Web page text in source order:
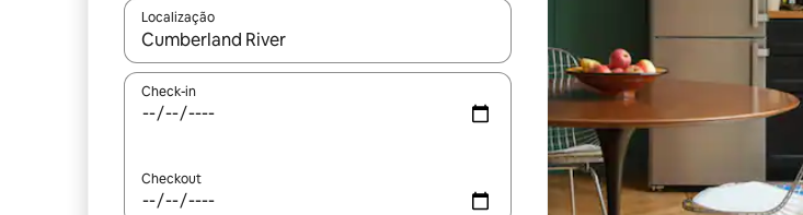
Localização
Quando os resultados estiverem disponíveis, explore-os usando as seta para cima e para
Check-in
Checkout